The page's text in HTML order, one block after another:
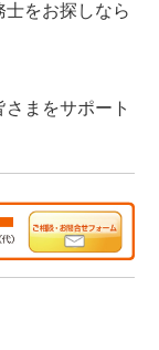
をお探しなら
まをサポート